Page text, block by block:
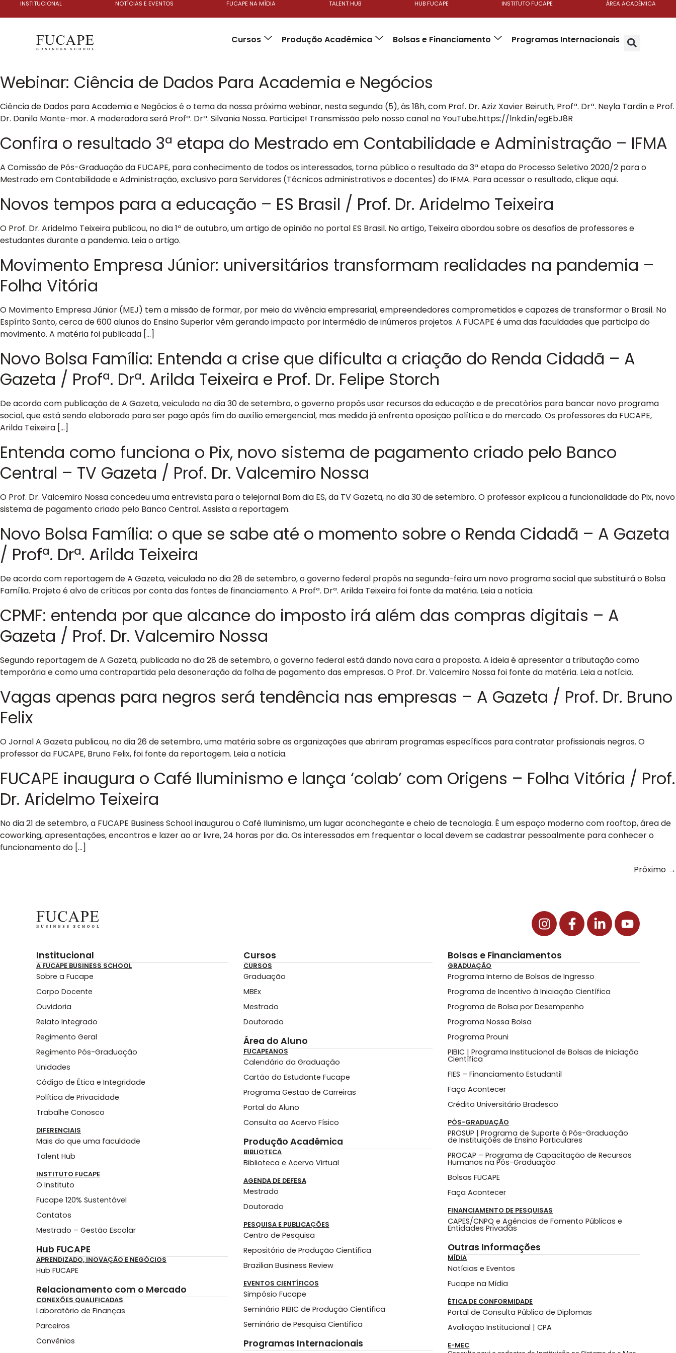
INSTITUCIONAL NOTÍCIAS E EVENTOS FUCAPE NA MÍDIA TALENT HUB HUB FUCAPE INSTITUTO FUCAPE ÁREA ACADÊMICA
Cursos Produção Acadêmica Bolsas e Financiamento Programas Internacionais
Webinar: Ciência de Dados Para Academia e Negócios
Ciência de Dados para Academia e Negócios é o tema da nossa próxima webinar, nesta segunda (5), às 18h, com Prof. Dr. Aziz Xavier Beiruth, Profª. Drª. Neyla Tardin e Prof.
Dr. Danilo Monte-mor. A moderadora será Profª. Drª. Silvania Nossa. Participe! Transmissão pelo nosso canal no YouTube.https://lnkd.in/egEbJ8R
Confira o resultado 3ª etapa do Mestrado em Contabilidade e Administração – IFMA
A Comissão de Pós-Graduação da FUCAPE, para conhecimento de todos os interessados, torna público o resultado da 3ª etapa do Processo Seletivo 2020/2 para o
Mestrado em Contabilidade e Administração, exclusivo para Servidores (Técnicos administrativos e docentes) do IFMA. Para acessar o resultado, clique aqui.
Novos tempos para a educação – ES Brasil / Prof. Dr. Aridelmo Teixeira
O Prof. Dr. Aridelmo Teixeira publicou, no dia 1º de outubro, um artigo de opinião no portal ES Brasil. No artigo, Teixeira abordou sobre os desafios de professores e
estudantes durante a pandemia. Leia o artigo.
Movimento Empresa Júnior: universitários transformam realidades na pandemia –
Folha Vitória
O Movimento Empresa Júnior (MEJ) tem a missão de formar, por meio da vivência empresarial, empreendedores comprometidos e capazes de transformar o Brasil. No
Espírito Santo, cerca de 600 alunos do Ensino Superior vêm gerando impacto por intermédio de inúmeros projetos. A FUCAPE é uma das faculdades que participa do
movimento. A matéria foi publicada […]
Novo Bolsa Família: Entenda a crise que dificulta a criação do Renda Cidadã – A
Gazeta / Profª. Drª. Arilda Teixeira e Prof. Dr. Felipe Storch
De acordo com publicação de A Gazeta, veiculada no dia 30 de setembro, o governo propôs usar recursos da educação e de precatórios para bancar novo programa
social, que está sendo elaborado para ser pago após fim do auxílio emergencial, mas medida já enfrenta oposição política e do mercado. Os professores da FUCAPE,
Arilda Teixeira […]
Entenda como funciona o Pix, novo sistema de pagamento criado pelo Banco
Central – TV Gazeta / Prof. Dr. Valcemiro Nossa
O Prof. Dr. Valcemiro Nossa concedeu uma entrevista para o telejornal Bom dia ES, da TV Gazeta, no dia 30 de setembro. O professor explicou a funcionalidade do Pix, novo
sistema de pagamento criado pelo Banco Central. Assista a reportagem.
Novo Bolsa Família: o que se sabe até o momento sobre o Renda Cidadã – A Gazeta
/ Profª. Drª. Arilda Teixeira
De acordo com reportagem de A Gazeta, veiculada no dia 28 de setembro, o governo federal propôs na segunda-feira um novo programa social que substituirá o Bolsa
Família. Projeto é alvo de críticas por conta das fontes de financiamento. A Profª. Drª. Arilda Teixeira foi fonte da matéria. Leia a notícia.
CPMF: entenda por que alcance do imposto irá além das compras digitais – A
Gazeta / Prof. Dr. Valcemiro Nossa
Segundo reportagem de A Gazeta, publicada no dia 28 de setembro, o governo federal está dando nova cara a proposta. A ideia é apresentar a tributação como
temporária e como uma contrapartida pela desoneração da folha de pagamento das empresas. O Prof. Dr. Valcemiro Nossa foi fonte da matéria. Leia a notícia.
Vagas apenas para negros será tendência nas empresas – A Gazeta / Prof. Dr. Bruno
Felix
O Jornal A Gazeta publicou, no dia 26 de setembro, uma matéria sobre as organizações que abriram programas específicos para contratar profissionais negros. O
professor da FUCAPE, Bruno Felix, foi fonte da reportagem. Leia a notícia.
FUCAPE inaugura o Café Iluminismo e lança ‘colab’ com Origens – Folha Vitória / Prof.
Dr. Aridelmo Teixeira
No dia 21 de setembro, a FUCAPE Business School inaugurou o Café Iluminismo, um lugar aconchegante e cheio de tecnologia. É um espaço moderno com rooftop, área de
coworking, apresentações, encontros e lazer ao ar livre, 24 horas por dia. Os interessados em frequentar o local devem se cadastrar pessoalmente para conhecer o
funcionamento do […]
Próximo →
Institucional
A FUCAPE BUSINESS SCHOOL
Sobre a Fucape
Corpo Docente
Ouvidoria
Relato Integrado
Regimento Geral
Regimento Pós-Graduação
Unidades
Código de Ética e Integridade
Política de Privacidade
Trabalhe Conosco
DIFERENCIAIS
Mais do que uma faculdade
Talent Hub
INSTITUTO FUCAPE
O Instituto
Fucape 120% Sustentável
Contatos
Mestrado – Gestão Escolar
Hub FUCAPE
APRENDIZADO, INOVAÇÃO E NEGÓCIOS
Hub FUCAPE
Relacionamento com o Mercado
CONEXÕES QUALIFICADAS
Laboratório de Finanças
Parceiros
Convênios
Cursos
CURSOS
Graduação
MBEx
Mestrado
Doutorado
Área do Aluno
FUCAPEANOS
Calendário da Graduação
Cartão do Estudante Fucape
Programa Gestão de Carreiras
Portal do Aluno
Consulta ao Acervo Físico
Produção Acadêmica
BIBLIOTECA
Biblioteca e Acervo Virtual
AGENDA DE DEFESA
Mestrado
Doutorado
PESQUISA E PUBLICAÇÕES
Centro de Pesquisa
Repositório de Produção Científica
Brazilian Business Review
EVENTOS CIENTÍFICOS
Simpósio Fucape
Seminário PIBIC de Produção Científica
Seminário de Pesquisa Cientifica
Programas Internacionais
Bolsas e Financiamentos
GRADUAÇÃO
Programa Interno de Bolsas de Ingresso
Programa de Incentivo à Iniciação Científica
Programa de Bolsa por Desempenho
Programa Nossa Bolsa
Programa Prouni
PIBIC | Programa Institucional de Bolsas de Iniciação
Científica
FIES – Financiamento Estudantil
Faça Acontecer
Crédito Universitário Bradesco
PÓS-GRADUAÇÃO
PROSUP | Programa de Suporte à Pós-Graduação
de Instituições de Ensino Particulares
PROCAP – Programa de Capacitação de Recursos
Humanos na Pós-Graduação
Bolsas FUCAPE
Faça Acontecer
FINANCIAMENTO DE PESQUISAS
CAPES/CNPQ e Agências de Fomento Públicas e
Entidades Privadas
Outras Informações
MÍDIA
Notícias e Eventos
Fucape na Mídia
ÉTICA DE CONFORMIDADE
Portal de Consulta Pública de Diplomas
Avaliação Institucional | CPA
E-MEC